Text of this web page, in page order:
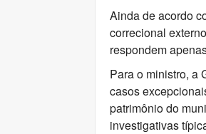
Ainda de acordo
correcional
respondem
Para o ministro, a
casos
patrimônio do
investigativas